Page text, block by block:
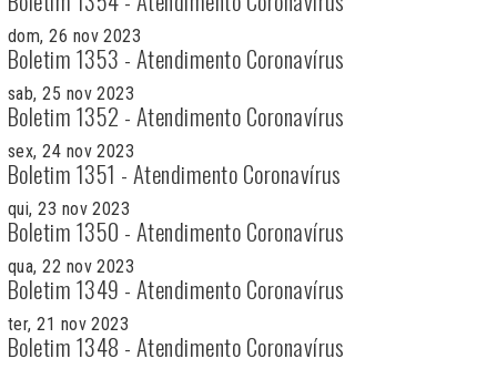
dom, 26 nov 2023
Boletim 1353 - Atendimento Coronavírus
sab, 25 nov 2023
Boletim 1352 - Atendimento Coronavírus
sex, 24 nov 2023
Boletim 1351 - Atendimento Coronavírus
qui, 23 nov 2023
Boletim 1350 - Atendimento Coronavírus
qua, 22 nov 2023
Boletim 1349 - Atendimento Coronavírus
ter, 21 nov 2023
Boletim 1348 - Atendimento Coronavírus